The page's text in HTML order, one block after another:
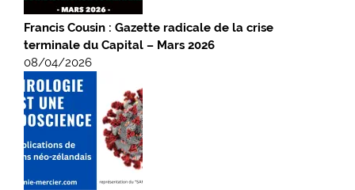
Francis Cousin : Gazette radicale de la crise
terminale du Capital – Mars 2026
08/04/2026